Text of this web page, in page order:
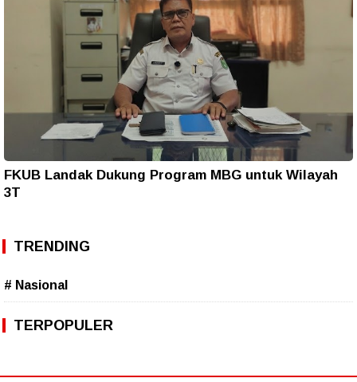
FKUB Landak Dukung Program MBG untuk Wilayah
3T
TRENDING
# Nasional
TERPOPULER